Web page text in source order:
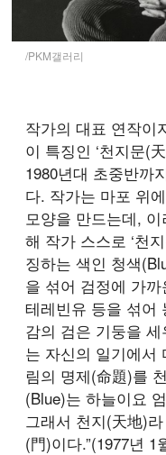
/PKM갤러리
작가의 대표 연작이
이 특징인 ‘천지문(
1980년대 초중반까
다. 작가는 마포 위
모양을 만드는데,
해 작가 스스로 ‘천
징하는 색인 청색
을 섞어 검정에 가
테레빈유 등을 섞어
감의 검은 기둥을 세
는 자신의 일기에서
림의 명제(命題)를
(Blue)는 하늘이요
그래서 천지(天地)
(門)이다.”(1977년 1